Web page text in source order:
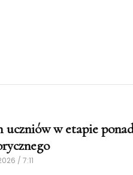
uczniów w etapie
/ 7:11